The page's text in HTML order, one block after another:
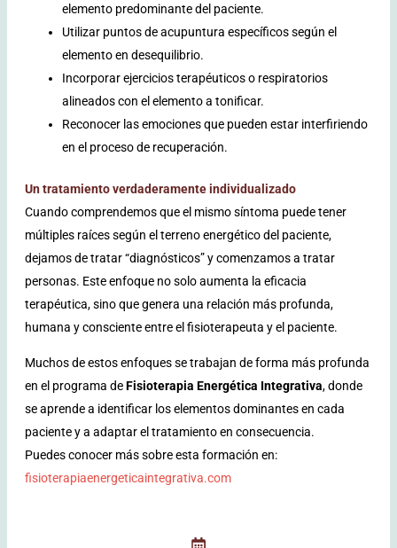
elemento predominante del paciente.
Utilizar puntos de acupuntura específicos según el
elemento en desequilibrio.
Incorporar ejercicios terapéuticos o respiratorios
alineados con el elemento a tonificar.
Reconocer las emociones que pueden estar interfiriendo
en el proceso de recuperación.
Un tratamiento verdaderamente individualizado
Cuando comprendemos que el mismo síntoma puede tener
múltiples raíces según el terreno energético del paciente,
dejamos de tratar “diagnósticos” y comenzamos a tratar
personas. Este enfoque no solo aumenta la eficacia
terapéutica, sino que genera una relación más profunda,
humana y consciente entre el fisioterapeuta y el paciente.
Muchos de estos enfoques se trabajan de forma más profunda
en el programa deFisioterapia Energética Integrativa, donde
se aprende a identificar los elementos dominantes en cada
paciente y a adaptar el tratamiento en consecuencia.
Puedes conocer más sobre esta formación en:
fisioterapiaenergeticaintegrativa.com